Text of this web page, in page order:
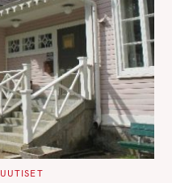
UUTISET